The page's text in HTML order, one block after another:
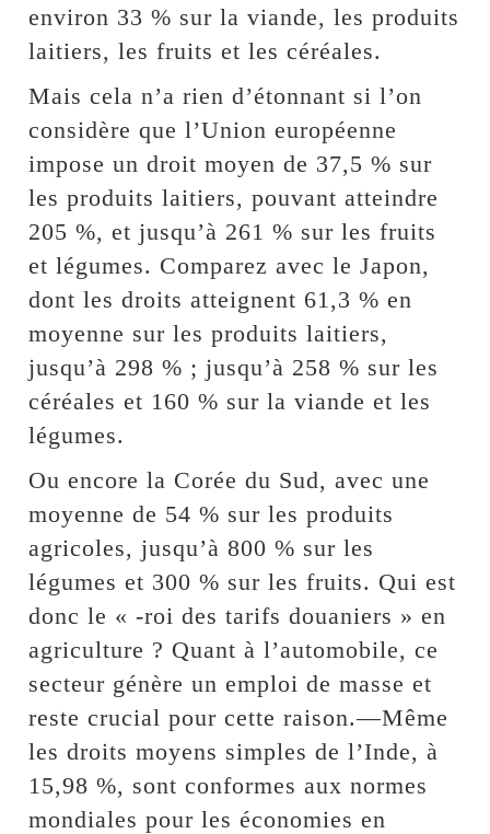
environ 33 % sur la viande, les produits
laitiers, les fruits et les céréales.
Mais cela n’a rien d’étonnant si l’on
considère que l’Union européenne
impose un droit moyen de 37,5 % sur
les produits laitiers, pouvant atteindre
205 %, et jusqu’à 261 % sur les fruits
et légumes. Comparez avec le Japon,
dont les droits atteignent 61,3 % en
moyenne sur les produits laitiers,
jusqu’à 298 % ; jusqu’à 258 % sur les
céréales et 160 % sur la viande et les
légumes.
Ou encore la Corée du Sud, avec une
moyenne de 54 % sur les produits
agricoles, jusqu’à 800 % sur les
légumes et 300 % sur les fruits. Qui est
donc le « -roi des tarifs douaniers » en
agriculture ? Quant à l’automobile, ce
secteur génère un emploi de masse et
reste crucial pour cette raison.—Même
les droits moyens simples de l’Inde, à
15,98 %, sont conformes aux normes
mondiales pour les économies en